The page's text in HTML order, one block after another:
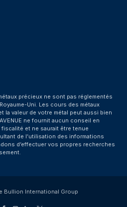
précieux ne sont pas réglementés
Uni. Les cours des métaux
la valeur de votre métal peut aussi bien
ne fournit aucun conseil en
et ne saurait être tenue
de l’utilisation des informations
d’effectuer vos propres recherches
Bullion International Group